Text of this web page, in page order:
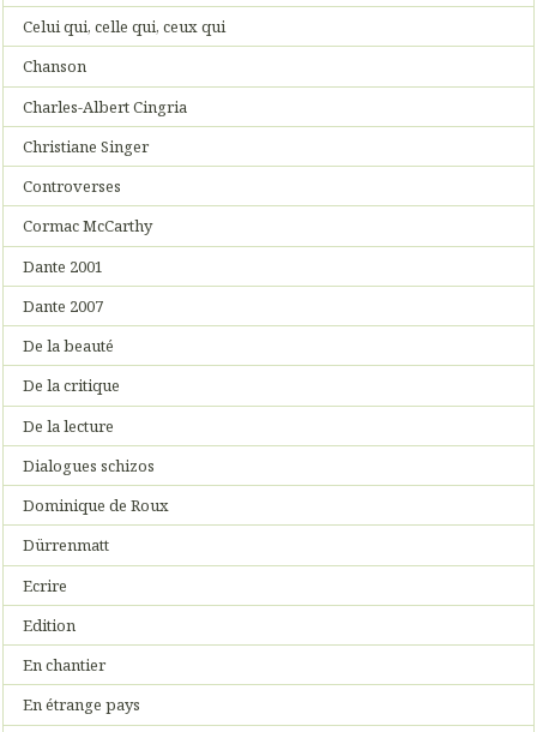
Celui qui, celle qui, ceux qui
Chanson
Charles-Albert Cingria
Christiane Singer
Controverses
Cormac McCarthy
Dante 2001
Dante 2007
De la beauté
De la critique
De la lecture
Dialogues schizos
Dominique de Roux
Dürrenmatt
Ecrire
Edition
En chantier
En étrange pays